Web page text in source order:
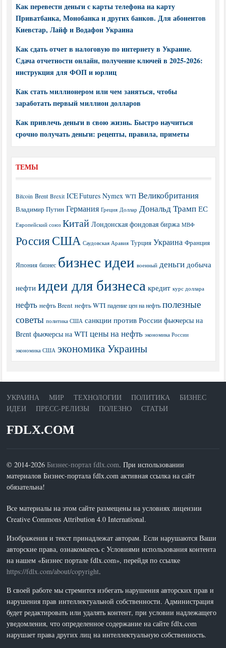
Как перевести деньги с карты телефона на карту
Приватбанка, Монобанка и других банков. Для абонентов
Киевстар, Лайф и Водафон Украина
Как сдать отчет в налоговую по интернету в Украине.
Сдача отчетности онлайн, получение ключей в 2025-2026:
инструкция для ФОП и юрлиц
Как стать миллионером или чем заняться, чтобы
заработать первый миллион долларов
Как привлечь деньги в свою жизнь. Быстро научиться
срочно получать деньги: рецепты, правила, приметы
ТЕМЫ
Bitcoin Brent Brexit ICE Futures Nymex WTI Великобритания
Владимир Путин Германия Греция Доллар Дональд Трамп ЕС
Европейский союз Китай Лондонская фондовая биржа МВФ
РоссияСША Саудовская Аравия Турция Украина Франция
Япония бизнес бизнес идеи военный деньги добыча
нефти идеи для бизнеса кредит курс доллара
нефть нефть Brent нефть WTI падение цен на нефть полезные
советы политика США санкции против России фьючерсы на
Brent фьючерсы на WTI цены на нефть экономика России
экономика США экономика Украины
УКРАИНА МИР ТЕХНОЛОГИИ ПОЛИТИКА
БИЗНЕС
ИДЕИ
ПРЕСС-РЕЛИЗЫ ПОЛЕЗНО СТАТЬИ
FDLX.COM
© 2014-2026Бизнес-портал fdlx.com. При использовании
материалов Бизнес-портала fdlx.com активная ссылка на сайт
обязательна!
Все материалы на этом сайте размещены на условиях лицензии
Creative Commons Attribution 4.0 International.
Изображения и текст принадлежат авторам. Если нарушаются Ваши
авторские права, ознакомьтесь с Условиями использования контента
на нашем «Бизнес портале fdlx.com», перейдя по ссылке
https://fdlx.com/about/copyright.
В своей работе мы стремится избегать нарушения авторских прав и
нарушения прав интеллектуальной собственности. Администрация
будет редактировать или удалять контент, при условии надлежащего
уведомления, что определенное содержание на сайте fdlx.com
нарушает права других лиц на интеллектуальную собственность.